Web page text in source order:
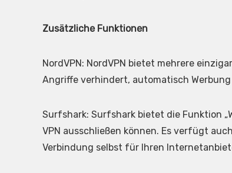
Zusätzliche Funktionen
NordVPN: NordVPN bietet mehrere
Angriffe verhindert, automatisch
Surfshark: Surfshark bietet die Funktion
VPN ausschließen können. Es verfügt
Verbindung selbst für Ihren